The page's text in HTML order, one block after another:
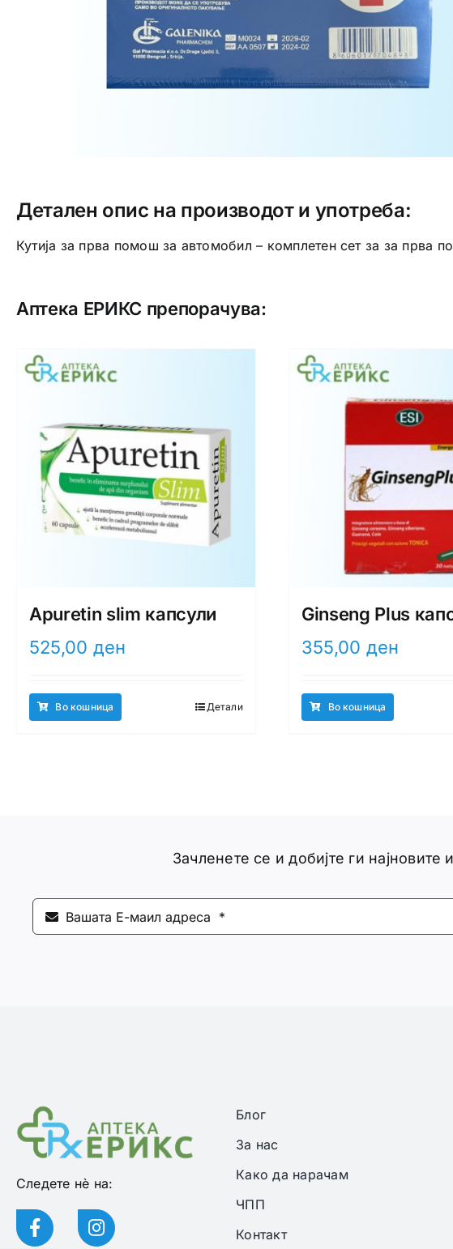
Детален опис на производот и употреба:
Кутија за прва помош за автомобил – комплетен сет за за прва
Аптека ЕРИКС препорачува:
Apuretin slim капсули
525,00 ден
Во кошница Детали
Ginseng Plus
355,00 ден
Во кошница
Зачленете се и добијте ги
Следете нѐ на:
Блог
За нас
Како да нарачам
ЧПП
Контакт